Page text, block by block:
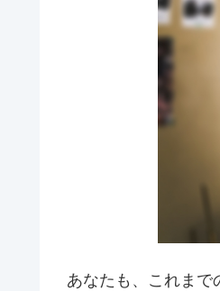
あなたも、これまで